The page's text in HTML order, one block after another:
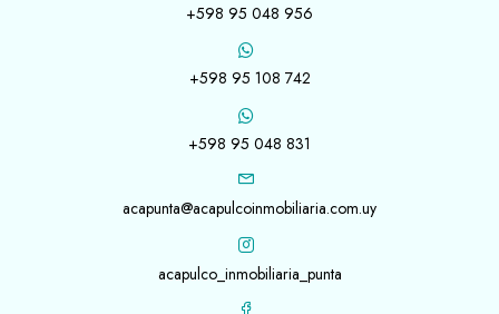
+598 95 048 956
+598 95 108 742
+598 95 048 831
acapunta@acapulcoinmobiliaria.com.uy
acapulco_inmobiliaria_punta